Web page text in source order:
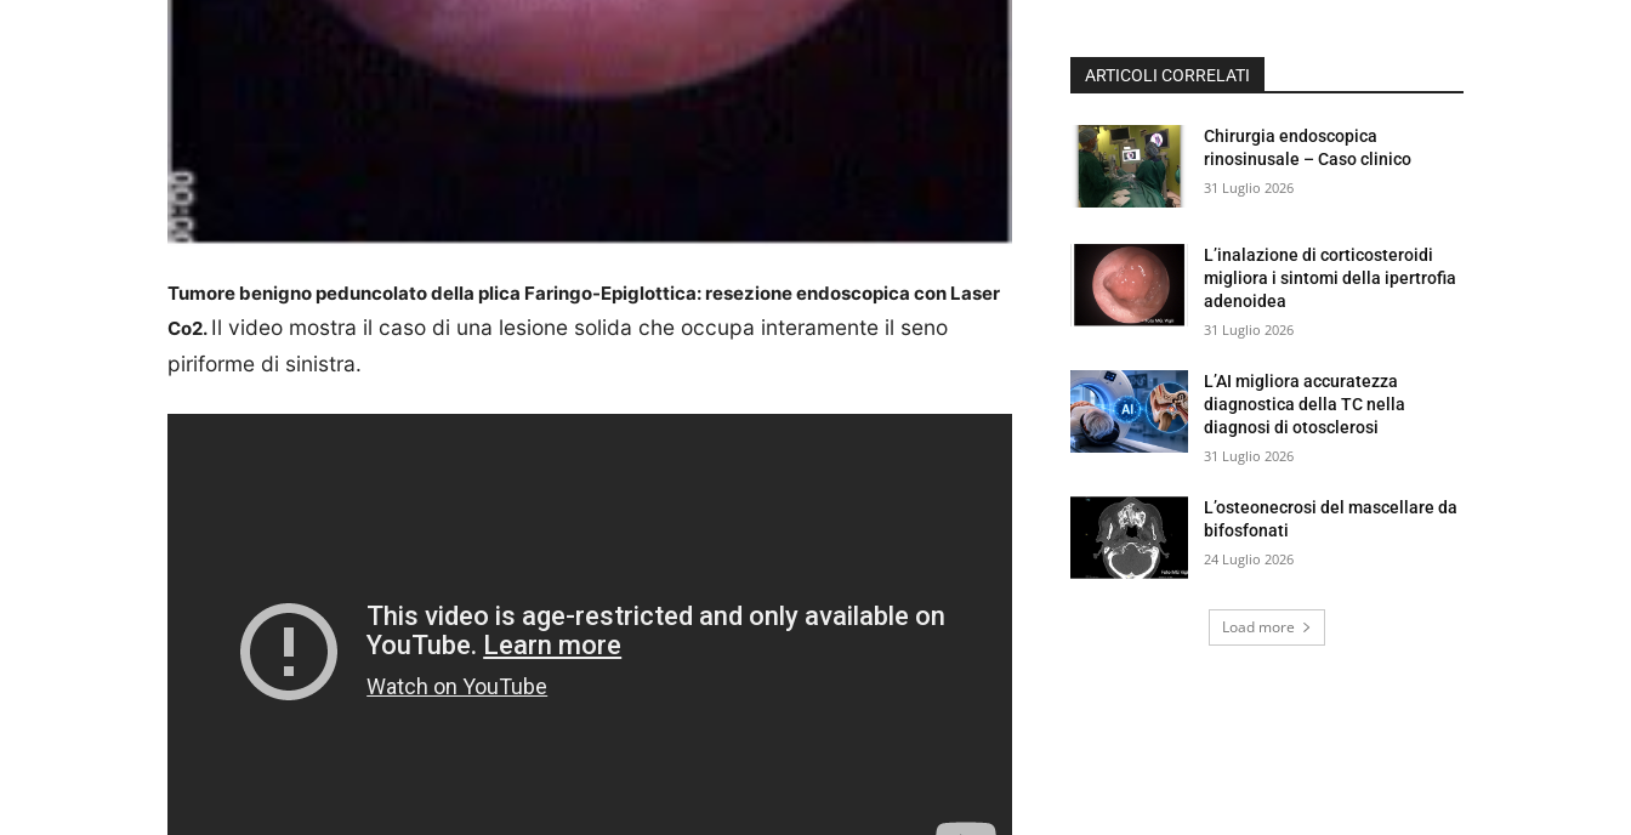
Tumore benigno peduncolato della plica Faringo-Epiglottica: resezione endoscopica con Laser
Co2. Il video mostra il caso di una lesione solida che occupa interamente il seno
piriforme di sinistra.
ARTICOLI CORRELATI
Chirurgia endoscopica
rinosinusale – Caso clinico
31 Luglio 2026
L’inalazione di corticosteroidi
migliora i sintomi della ipertrofia
adenoidea
31 Luglio 2026
L’AI migliora accuratezza
diagnostica della TC nella
diagnosi di otosclerosi
31 Luglio 2026
L’osteonecrosi del mascellare da
bifosfonati
24 Luglio 2026
Load more